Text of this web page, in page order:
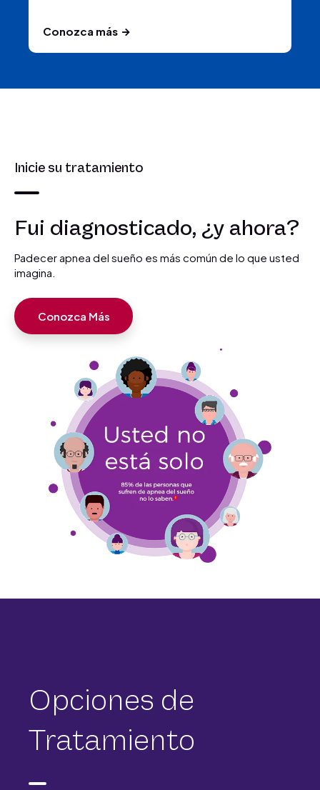
Conozca más
Inicie su tratamiento
Fui diagnosticado, ¿y ahora?
Padecer apnea del sueño es más común de lo que usted
imagina.
Conozca Más
Opciones de
Tratamiento